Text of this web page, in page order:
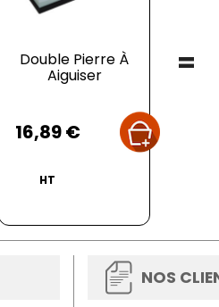
Double Pierre À
Aiguiser
16,89 €
HT
=
NOS